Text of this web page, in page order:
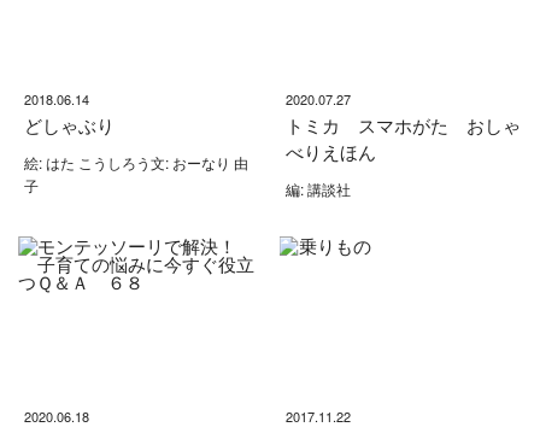
2018.06.14
どしゃぶり
絵: はた こうしろう文: おーなり 由
子
2020.07.27
トミカ スマホがた おしゃ
べりえほん
編: 講談社
2020.06.18 2017.11.22